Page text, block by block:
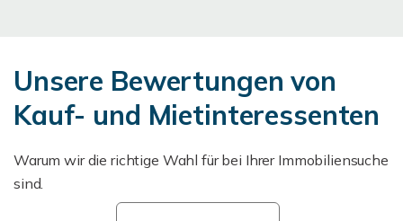
Unsere Bewertungen von
Kauf- und Mietinteressenten
Warum wir die richtige Wahl für bei Ihrer Immobiliensuche
sind.